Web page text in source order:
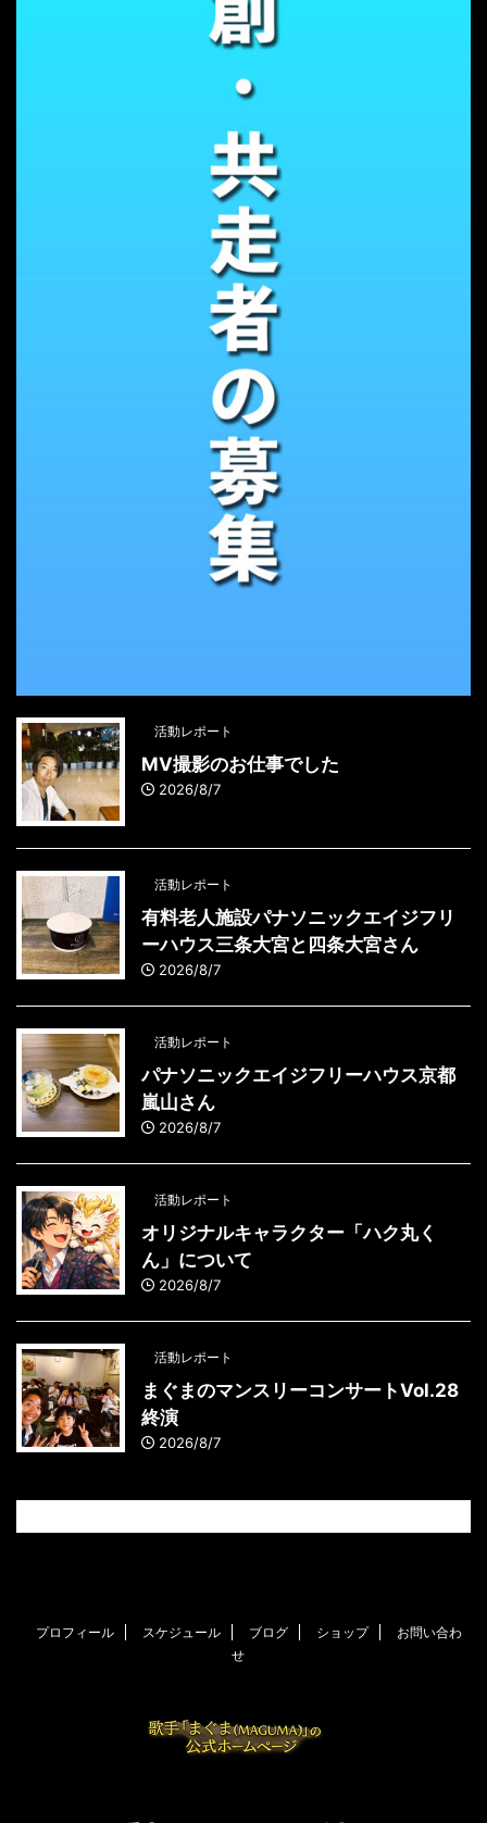
活動レポート
MV撮影のお仕事でした
2026/8/7
活動レポート
有料老人施設パナソニックエイジフリ
ーハウス三条大宮と四条大宮さん
2026/8/7
活動レポート
パナソニックエイジフリーハウス京都
嵐山さん
2026/8/7
活動レポート
オリジナルキャラクター「ハク丸く
ん」について
2026/8/7
活動レポート
まぐまのマンスリーコンサートVol.28
終演
2026/8/7
プロフィール スケジュール ブログ ショップ
お問い合わ
せ